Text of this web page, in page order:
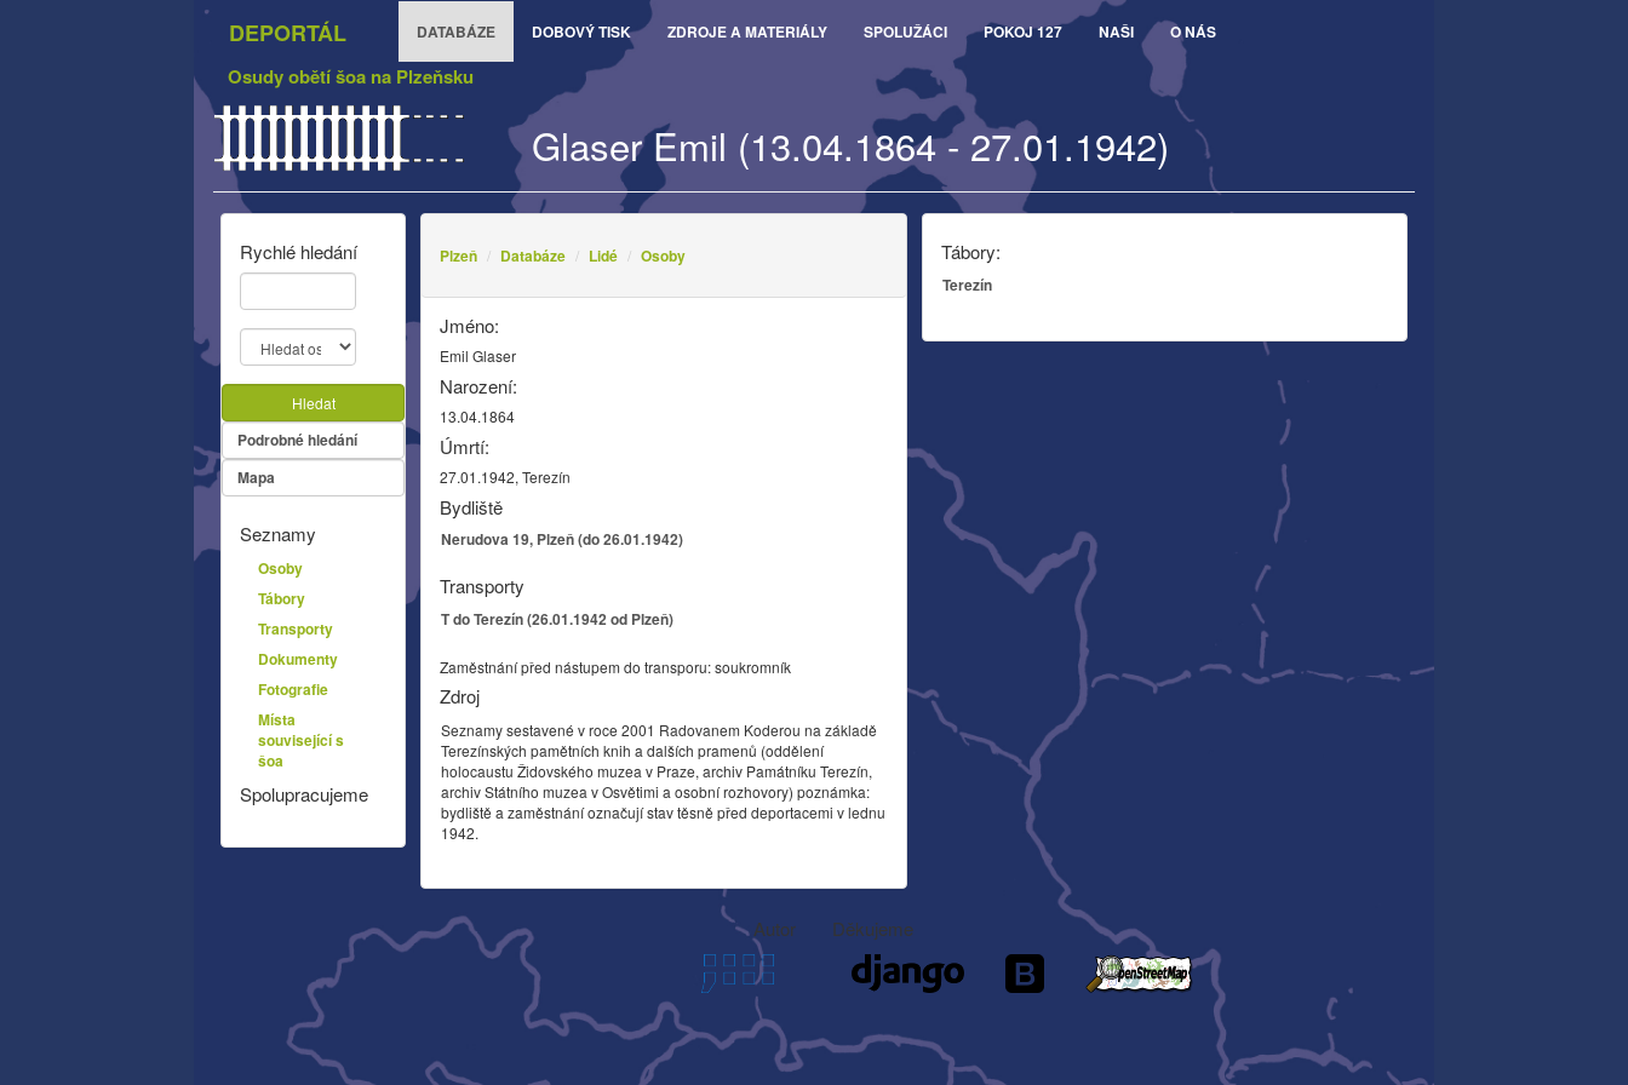
DEPORTÁL DATABÁZE DOBOVÝ TISK ZDROJE A MATERIÁLY SPOLUŽÁCI POKOJ 127 NAŠI O NÁS
Osudy obětí šoa na Plzeňsku
Glaser Emil (13.04.1864 - 27.01.1942)
Tábory:
Terezín
Plzeň Databáze Lidé Osoby
Jméno:
Emil Glaser
Narození:
13.04.1864
Úmrtí:
27.01.1942, Terezín
Bydliště
Nerudova 19, Plzeň (do 26.01.1942)
Transporty
T do Terezín (26.01.1942 od Plzeň)
Zaměstnání před nástupem do transporu: soukromník
Zdroj
Seznamy sestavené v roce 2001 Radovanem Koderou na základě
Terezínských pamětních knih a dalších pramenů (oddělení
holocaustu Židovského muzea v Praze, archiv Památníku Terezín,
archiv Státního muzea v Osvětimi a osobní rozhovory) poznámka:
bydliště a zaměstnání označují stav těsně před deportacemi v lednu
1942.
Rychlé hledání
Hledat
Podrobné hledání
Mapa
Seznamy
Osoby
Tábory
Transporty
Dokumenty
Fotografie
Místa
související s
šoa
Spolupracujeme
Autor Děkujeme